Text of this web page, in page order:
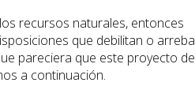
recursos naturales, entonces
que debilitan o
pareciera que este proyecto
a continuación.